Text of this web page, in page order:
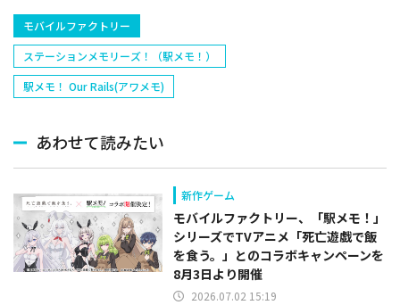
モバイルファクトリー
ステーションメモリーズ！（駅メモ！）
駅メモ！ Our Rails(アワメモ)
あわせて読みたい
新作ゲーム
モバイルファクトリー、「駅メモ！」
シリーズでTVアニメ「死亡遊戯で飯
を食う。」とのコラボキャンペーンを
8月3日より開催
2026.07.02 15:19